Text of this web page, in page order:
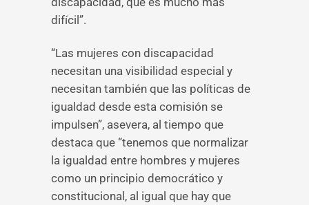
difícil”.
“Las mujeres con discapacidad
necesitan una visibilidad especial y
necesitan también que las políticas de
igualdad desde esta comisión se
impulsen”, asevera, al tiempo que
destaca que “tenemos que normalizar
la igualdad entre hombres y mujeres
como un principio democrático y
constitucional, al igual que hay que